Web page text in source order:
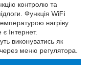
контролю та
Функція WiFi
нагріву
Інтернет.
виконуватись як
меню регулятора.